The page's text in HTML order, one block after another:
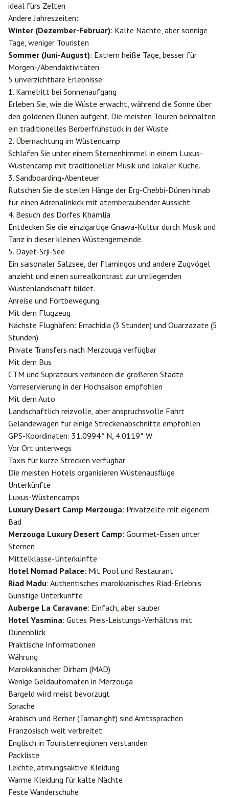
ideal fürs Zelten
Andere Jahreszeiten:
Winter (Dezember-Februar): Kalte Nächte, aber sonnige
Tage, weniger Touristen
Sommer (Juni-August): Extrem heiße Tage, besser für
Morgen-/Abendaktivitäten
5 unverzichtbare Erlebnisse
1. Kamelritt bei Sonnenaufgang
Erleben Sie, wie die Wüste erwacht, während die Sonne über
den goldenen Dünen aufgeht. Die meisten Touren beinhalten
ein traditionelles Berberfrühstück in der Wüste.
2. Übernachtung im Wüstencamp
Schlafen Sie unter einem Sternenhimmel in einem Luxus-
Wüstencamp mit traditioneller Musik und lokaler Küche.
3. Sandboarding-Abenteuer
Rutschen Sie die steilen Hänge der Erg-Chebbi-Dünen hinab
für einen Adrenalinkick mit atemberaubender Aussicht.
4. Besuch des Dorfes Khamlia
Entdecken Sie die einzigartige Gnawa-Kultur durch Musik und
Tanz in dieser kleinen Wüstengemeinde.
5. Dayet-Srji-See
Ein saisonaler Salzsee, der Flamingos und andere Zugvögel
anzieht und einen surrealkontrast zur umliegenden
Wüstenlandschaft bildet.
Anreise und Fortbewegung
Mit dem Flugzeug
Nächste Flughäfen: Errachidia (3 Stunden) und Ouarzazate (5
Stunden)
Private Transfers nach Merzouga verfügbar
Mit dem Bus
CTM und Supratours verbinden die größeren Städte
Vorreservierung in der Hochsaison empfohlen
Mit dem Auto
Landschaftlich reizvolle, aber anspruchsvolle Fahrt
Geländewagen für einige Streckenabschnitte empfohlen
GPS-Koordinaten: 31.0994° N, 4.0119° W
Vor Ort unterwegs
Taxis für kurze Strecken verfügbar
Die meisten Hotels organisieren Wüstenausflüge
Unterkünfte
Luxus-Wüstencamps
Luxury Desert Camp Merzouga: Privatzelte mit eigenem
Bad
Merzouga Luxury Desert Camp: Gourmet-Essen unter
Sternen
Mittelklasse-Unterkünfte
Hotel Nomad Palace: Mit Pool und Restaurant
Riad Madu: Authentisches marokkanisches Riad-Erlebnis
Günstige Unterkünfte
Auberge La Caravane: Einfach, aber sauber
Hotel Yasmina: Gutes Preis-Leistungs-Verhältnis mit
Dünenblick
Praktische Informationen
Währung
Marokkanischer Dirham (MAD)
Wenige Geldautomaten in Merzouga
Bargeld wird meist bevorzugt
Sprache
Arabisch und Berber (Tamazight) sind Amtssprachen
Französisch weit verbreitet
Englisch in Touristenregionen verstanden
Packliste
Leichte, atmungsaktive Kleidung
Warme Kleidung für kalte Nächte
Feste Wanderschuhe